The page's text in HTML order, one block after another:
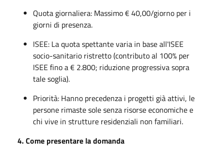
Quota giornaliera: Massimo € 40,00/giorno per i
giorni di presenza.
ISEE: La quota spettante varia in base all'ISEE
socio-sanitario ristretto (contributo al 100% per
ISEE fino a € 2.800; riduzione progressiva sopra
tale soglia).
Priorità: Hanno precedenza i progetti già attivi, le
persone rimaste sole senza risorse economiche e
chi vive in strutture residenziali non familiari.
4. Come presentare la domanda